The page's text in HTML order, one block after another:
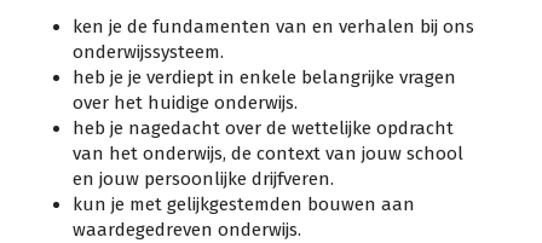
ken je de fundamenten van en verhalen bij ons
onderwijssysteem.
heb je je verdiept in enkele belangrijke vragen
over het huidige onderwijs.
heb je nagedacht over de wettelijke opdracht
van het onderwijs, de context van jouw school
en jouw persoonlijke drijfveren.
kun je met gelijkgestemden bouwen aan
waardegedreven onderwijs.